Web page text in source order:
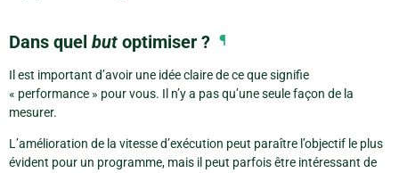
Dans quel but optimiser ? ¶
Il est important d’avoir une idée claire de ce que signifie
« performance » pour vous. Il n’y a pas qu’une seule façon de la
mesurer.
L’amélioration de la vitesse d’exécution peut paraître l’objectif le plus
évident pour un programme, mais il peut parfois être intéressant de